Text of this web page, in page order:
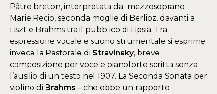
Pâtre breton, interpretata dal mezzosoprano
Marie Recio, seconda moglie di Berlioz, davanti a
Liszt e Brahms tra il pubblico di Lipsia. Tra
espressione vocale e suono strumentale si esprime
invece la Pastorale di Stravinsky, breve
composizione per voce e pianoforte scritta senza
l’ausilio di un testo nel 1907. La Seconda Sonata per
violino di Brahms – che ebbe un rapporto